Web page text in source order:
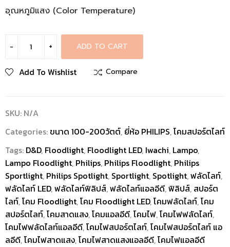
อุณหภูมิแสง (Color Temperature)
ADD TO CART
Add To Wishlist Compare
SKU: N/A
Categories:ขนาด 100-200วัตต์, ยี่ห้อ PHILIPS,โคมสปอร์ตไลท์
Tags: D&D, Floodlight, Floodlight LED, Iwachi, Lampo,
Lampo Floodlight, Philips, Philips Floodlight, Philips
Sportlight, Philips Spotlight, Sportlight, Spotlight,ฟลัดไลท์,
ฟลัดไลท์ LED,ฟลัดไลท์ฟิลิปส์,ฟลัดไลท์แอลอีดี,ฟิลิปส์, สปอร์ต
ไลท์,โคม Floodlight,โคม Floodlight LED,โคมฟลัดไลท์,โคม
สปอร์ตไลท์,โคมสาดแสง,โคมแอลอีดี,โคมไฟ,โคมไฟฟลัดไลท์,
โคมไฟฟลัดไลท์แอลอีดี,โคมไฟสปอร์ตไลท์,โคมไฟสปอร์ตไลท์ แอ
ลอีดี,โคมไฟสาดแสง,โคมไฟสาดแสงแอลอีดี,โคมไฟแอลอีดี